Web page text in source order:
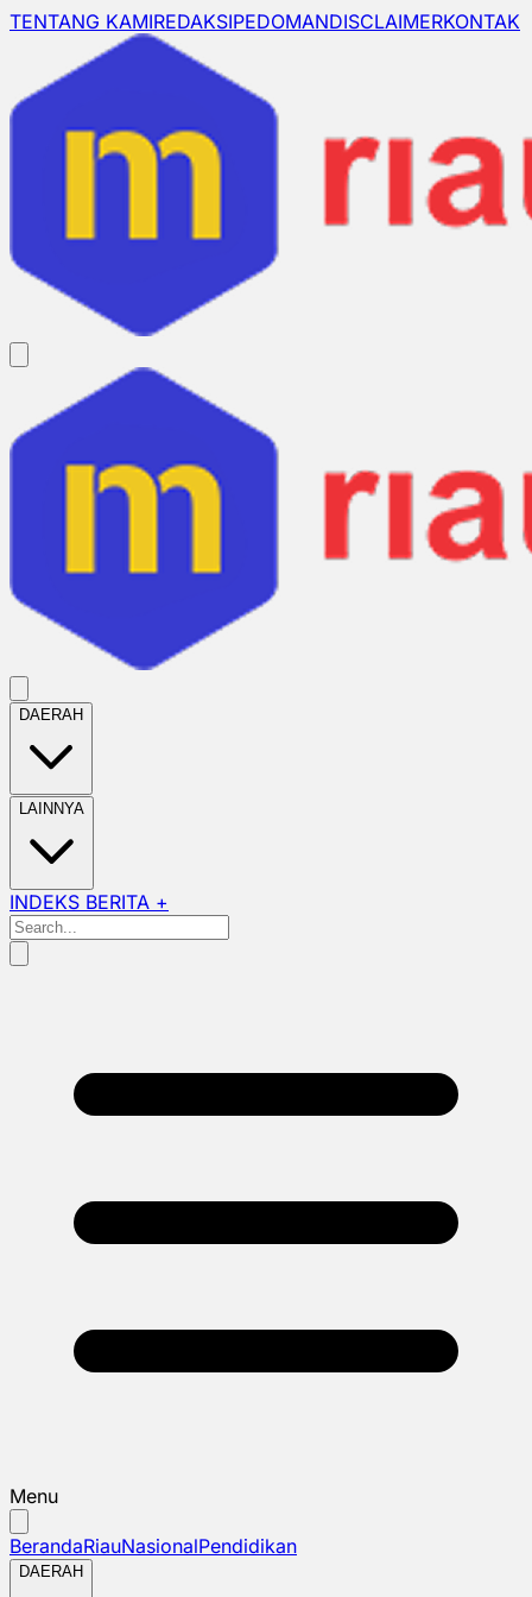
TENTANG KAMIREDAKSIPEDOMANDISCLAIMERKONTAK
DAERAH
LAINNYA
INDEKS BERITA +
Menu
BerandaRiauNasionalPendidikan
DAERAH